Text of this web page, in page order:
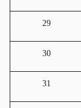
29
30
31